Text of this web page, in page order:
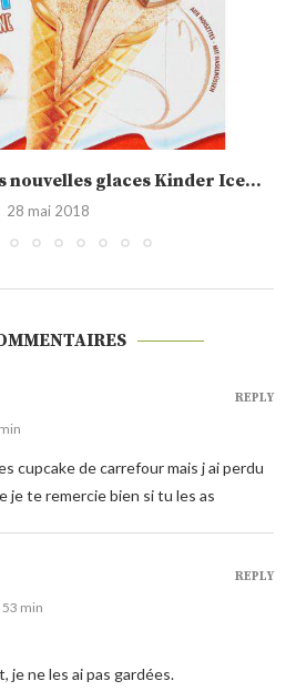
jour 15 : idée cadeau,...
décembre 2015
cupcake de carrefour mais j ai perdu
je te remercie bien si tu les as
REPLY
min
je ne les ai pas gardées.
REPLY